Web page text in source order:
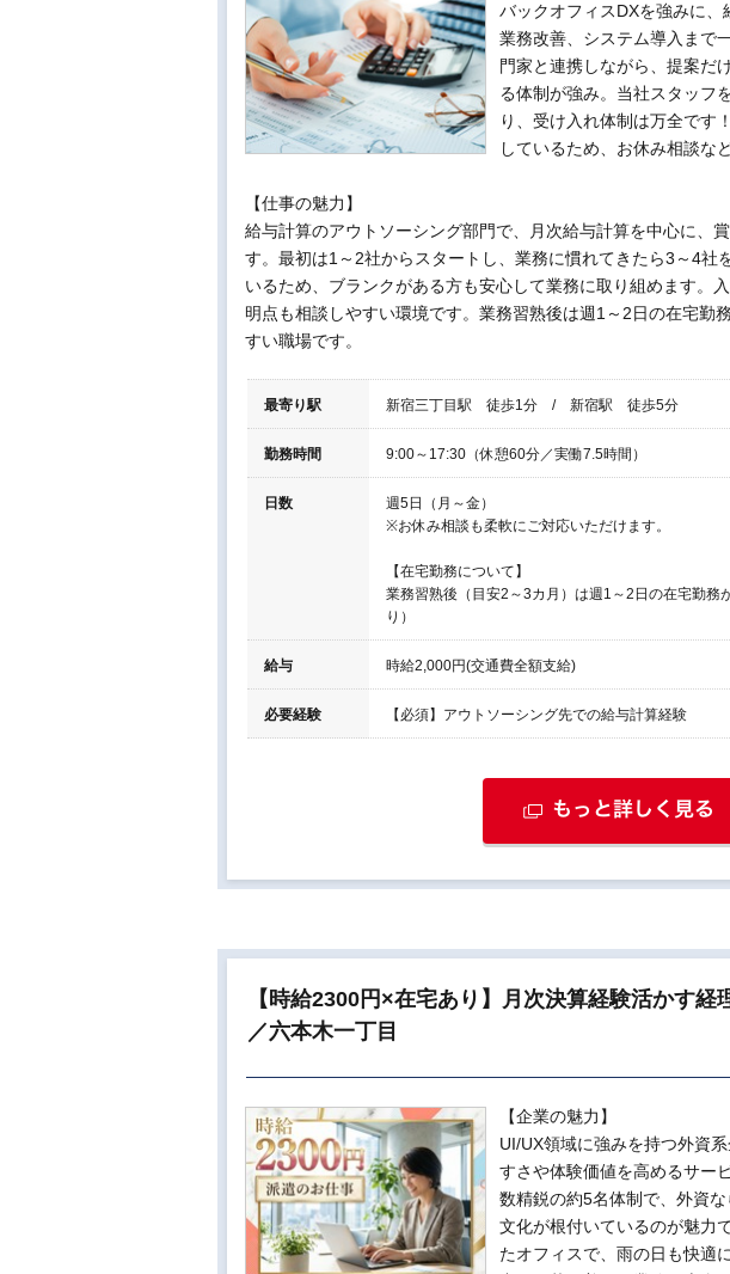
バックオフィスDXを強みに
業務改善、システム導入まで
門家と連携しながら、提案だ
る体制が強み。当社スタッフ
り、受け入れ体制は万全です
しているため、お休み相談な
【仕事の魅力】
給与計算のアウトソーシング部門で、月次給与計算を中心に、
す。最初は1～2社からスタートし、業務に慣れてきたら3～4社
いるため、ブランクがある方も安心して業務に取り組めます。
明点も相談しやすい環境です。業務習熟後は週1～2日の在宅勤
すい職場です。
最寄り駅 新宿三丁目駅 徒歩1分 / 新宿駅 徒歩5分
勤務時間 9:00～17:30（休憩60分／実働7.5時間）
日数
週5日（月～金）
※お休み相談も柔軟にご対応いただけます。
【在宅勤務について】
業務習熟後（目安2～3カ月）は週1～2日の在宅勤務
り）
給与 時給2,000円(交通費全額支給)
必要経験 【必須】アウトソーシング先での給与計算経験
【時給2300円×在宅あり】月次決算経験活かす経
／六本木一丁目
【企業の魅力】
UI/UX領域に強みを持つ外資
すさや体験価値を高めるサー
数精鋭の約5名体制で、外資
文化が根付いているのが魅力
たオフィスで、雨の日も快適